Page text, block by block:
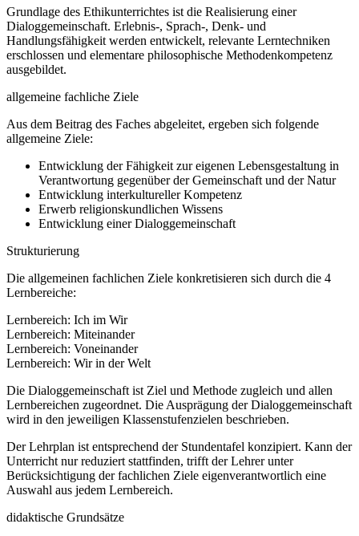
Grundlage des Ethikunterrichtes ist die Realisierung einer
Dialoggemeinschaft. Erlebnis-, Sprach-, Denk- und
Handlungsfähigkeit werden entwickelt, relevante Lerntechniken
erschlossen und elementare philosophische Methodenkompetenz
ausgebildet.
allgemeine fachliche Ziele
Aus dem Beitrag des Faches abgeleitet, ergeben sich folgende
allgemeine Ziele:
Entwicklung der Fähigkeit zur eigenen Lebensgestaltung in
Verantwortung gegenüber der Gemeinschaft und der Natur
Entwicklung interkultureller Kompetenz
Erwerb religionskundlichen Wissens
Entwicklung einer Dialoggemeinschaft
Strukturierung
Die allgemeinen fachlichen Ziele konkretisieren sich durch die 4
Lernbereiche:
Lernbereich: Ich im Wir
Lernbereich: Miteinander
Lernbereich: Voneinander
Lernbereich: Wir in der Welt
Die Dialoggemeinschaft ist Ziel und Methode zugleich und allen
Lernbereichen zugeordnet. Die Ausprägung der Dialoggemeinschaft
wird in den jeweiligen Klassenstufenzielen beschrieben.
Der Lehrplan ist entsprechend der Stundentafel konzipiert. Kann der
Unterricht nur reduziert stattfinden, trifft der Lehrer unter
Berücksichtigung der fachlichen Ziele eigenverantwortlich eine
Auswahl aus jedem Lernbereich.
didaktische Grundsätze